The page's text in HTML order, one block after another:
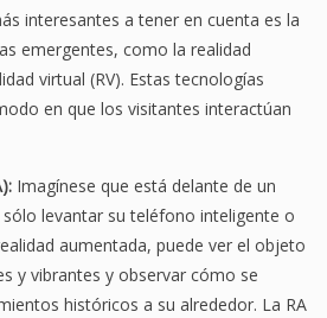
interesantes a tener en cuenta es la
emergentes, como la realidad
virtual (RV). Estas tecnologías
en que los visitantes interactúan
Imagínese que está delante de un
levantar su teléfono inteligente o
aumentada, puede ver el objeto
y vibrantes y observar cómo se
históricos a su alrededor. La RA